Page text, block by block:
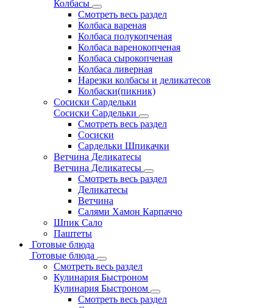
Колбасы
Смотреть весь раздел
Колбаса вареная
Колбаса полукопченая
Колбаса варенокопченая
Колбаса сырокопченая
Колбаса ливерная
Нарезки колбасы и деликатесов
Колбаски(пикник)
Сосиски Сардельки
Сосиски Сардельки
Смотреть весь раздел
Сосиски
Сардельки Шпикачки
Ветчина Деликатесы
Ветчина Деликатесы
Смотреть весь раздел
Деликатесы
Ветчина
Салями Хамон Карпаччо
Шпик Сало
Паштеты
Готовые блюда
Готовые блюда
Смотреть весь раздел
Кулинария Быстроном
Кулинария Быстроном
Смотреть весь раздел